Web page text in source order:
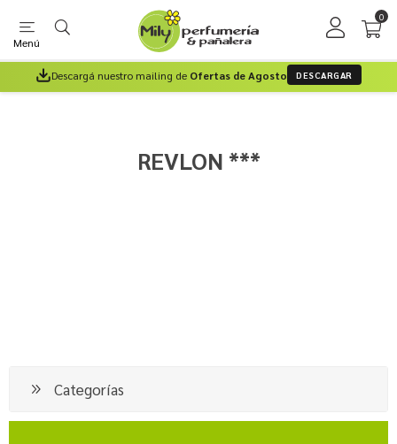
Menú
0
Descargá nuestro mailing de Ofertas de Agosto DESCARGAR
REVLON ***
Categorías